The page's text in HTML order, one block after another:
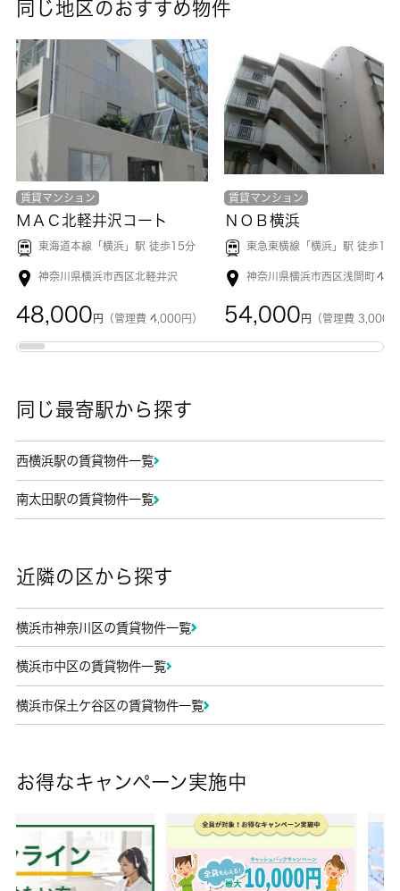
同じ地区のおすすめ物件
賃貸マンション
ＭＡＣ北軽井沢コート
東海道本線「 横浜」駅 徒歩15分
神奈川県横浜市西区北軽井沢
48,000 円 （管理費 4,000円）
賃貸マンション
ＮＯＢ横浜
東急東横線「横浜 」駅 徒歩17
神奈川県横浜市西区浅間町４丁
54,000 円 （管理費 3,000
同じ最寄駅から探す
西横浜駅の賃貸物件一覧
南太田駅の賃貸物件一覧
近隣の区から探す
横浜市神奈川区の賃貸物件一覧
横浜市中区の賃貸物件一覧
横浜市保土ケ谷区の賃貸物件一覧
お得なキャンペーン実施中